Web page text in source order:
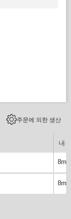
주문에 의한 생산
내